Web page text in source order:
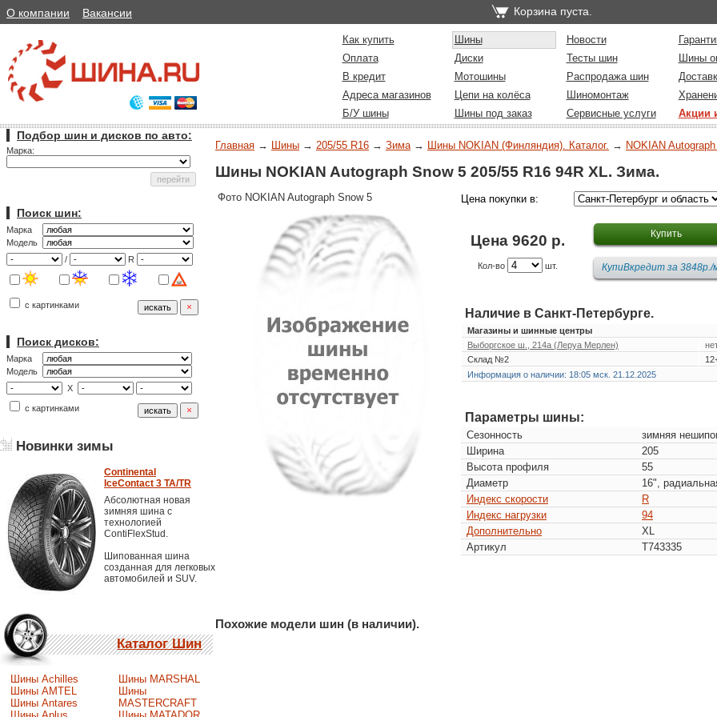
О компании Вакансии Корзина пуста.
Как купить Шины Новости
Оплата
Диски Тесты шин
Шины
В кредит
Мотошины Распродажа шин
Адреса магазинов
Цепи на колёса Шиномонтаж
Б/У шины
Шины под заказ Сервисные услуги Акции
Подбор шин и дисков по авто:
Марка:
Поиск шин:
Марка
Модель
/
R
с картинками
Поиск дисков:
Марка
Модель
X
с картинками
Новинки зимы
Continental
IceContact 3 TA/TR
Абсолютная новая
зимняя шина с
технологией
ContiFlexStud.
Шипованная шина
созданная для легковых
автомобилей и SUV.
Каталог Шин
Шины Achilles
Шины AMTEL
Шины Antares
Шины MARSHAL
Шины
MASTERCRAFT
Главная → Шины → 205/55 R16 → Зима → Шины NOKIAN (Финляндия). Каталог. → NOKIAN
Шины NOKIAN Autograph Snow 5 205/55 R16 94R XL. Зима.
Фото NOKIAN Autograph Snow 5 Цена покупки в:
Цена 9620 р.
Кол-во шт.
Наличие в Санкт-Петербурге.
Магазины и шинные центры
Выборгское ш., 214а (Леруа Мерлен)
Склад №2
Информация о наличии: 18:05 мск. 21.12.2025
Параметры шины:
Сезонность
зимняя
Ширина
205
Высота профиля
55
Диаметр
16",
Индекс скорости
R
Индекс нагрузки
94
Дополнительно
XL
Артикул
T743335
Похожие модели шин (в наличии).